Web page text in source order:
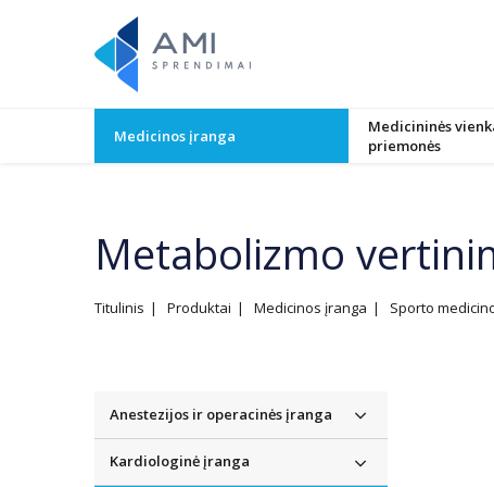
Medicinos įranga
Medicininės
priemonės
Metabolizmo
Titulinis Produktai Medicinos įranga Sporto
Anestezijos ir operacinės įranga
Anestezijos prietaisai
Kardiologinė įranga